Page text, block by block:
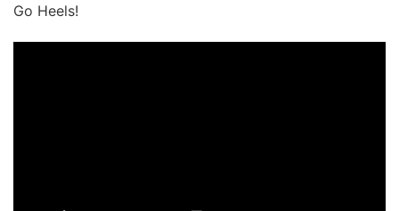
Go Heels!